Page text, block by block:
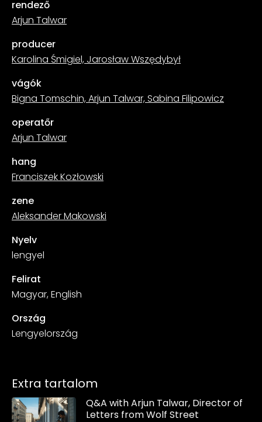
rendező
Arjun Talwar
producer
Karolina Śmigiel, Jarosław Wszędybył
vágók
Bigna Tomschin, Arjun Talwar, Sabina Filipowicz
operatőr
Arjun Talwar
hang
Franciszek Kozłowski
zene
Aleksander Makowski
Nyelv
lengyel
Felirat
Magyar, English
Ország
Lengyelország
Extra tartalom
Q&A with Arjun Talwar, Director of
Letters from Wolf Street